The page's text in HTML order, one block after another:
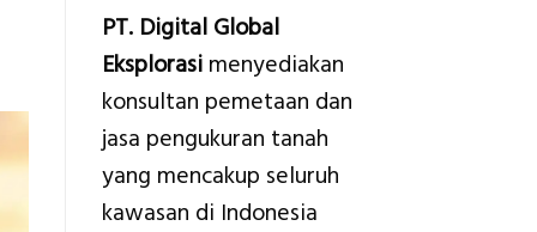
PT. Digital Global
Eksplorasimenyediakan
konsultan pemetaan dan
jasa pengukuran tanah
yang mencakup seluruh
kawasan di Indonesia